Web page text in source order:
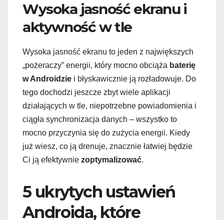
Wysoka jasność ekranu i
aktywność w tle
Wysoka jasność ekranu to jeden z największych
„pożeraczy” energii, który mocno obciąża baterię
w Androidzie i błyskawicznie ją rozładowuje. Do
tego dochodzi jeszcze zbyt wiele aplikacji
działających w tle, niepotrzebne powiadomienia i
ciągła synchronizacja danych – wszystko to
mocno przyczynia się do zużycia energii. Kiedy
już wiesz, co ją drenuje, znacznie łatwiej będzie
Ci ją efektywnie zoptymalizować.
5 ukrytych ustawień
Androida, które